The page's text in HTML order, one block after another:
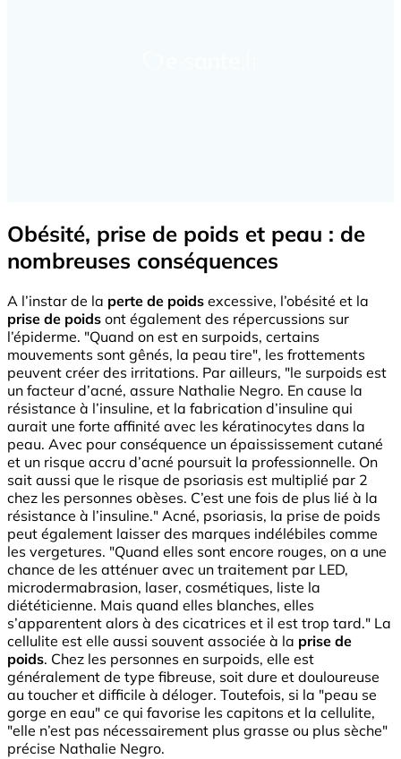
Obésité, prise de poids et peau : de
nombreuses conséquences
A l’instar de la perte de poids excessive, l’obésité et la
prise de poids ont également des répercussions sur
l’épiderme. "Quand on est en surpoids, certains
mouvements sont gênés, la peau tire", les frottements
peuvent créer des irritations. Par ailleurs, "le surpoids est
un facteur d’acné, assure Nathalie Negro. En cause la
résistance à l’insuline, et la fabrication d’insuline qui
aurait une forte affinité avec les kératinocytes dans la
peau. Avec pour conséquence un épaississement cutané
et un risque accru d’acné poursuit la professionnelle. On
sait aussi que le risque de psoriasis est multiplié par 2
chez les personnes obèses. C’est une fois de plus lié à la
résistance à l’insuline." Acné, psoriasis, la prise de poids
peut également laisser des marques indélébiles comme
les vergetures. "Quand elles sont encore rouges, on a une
chance de les atténuer avec un traitement par LED,
microdermabrasion, laser, cosmétiques, liste la
diététicienne. Mais quand elles blanches, elles
s’apparentent alors à des cicatrices et il est trop tard." La
cellulite est elle aussi souvent associée à la prise de
poids. Chez les personnes en surpoids, elle est
généralement de type fibreuse, soit dure et douloureuse
au toucher et difficile à déloger. Toutefois, si la "peau se
gorge en eau" ce qui favorise les capitons et la cellulite,
"elle n’est pas nécessairement plus grasse ou plus sèche"
précise Nathalie Negro.